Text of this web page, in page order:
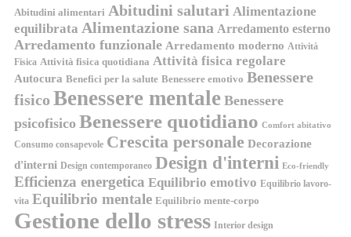
Abitudini alimentari Abitudini salutari Alimentazione
equilibrata Alimentazione sana Arredamento esterno
Arredamento funzionale Arredamento moderno Attività
Fisica Attività fisica quotidiana Attività fisica regolare
Autocura Benefici per la salute Benessere emotivo Benessere
fisico Benessere mentale Benessere
psicofisico Benessere quotidiano Comfort abitativo
Consumo consapevole Crescita personale Decorazione
d'interni Design contemporaneo Design d'interni Eco-friendly
Efficienza energetica Equilibrio emotivo Equilibrio lavoro-
vita Equilibrio mentale Equilibrio mente-corpo
Gestione dello stress Interior design